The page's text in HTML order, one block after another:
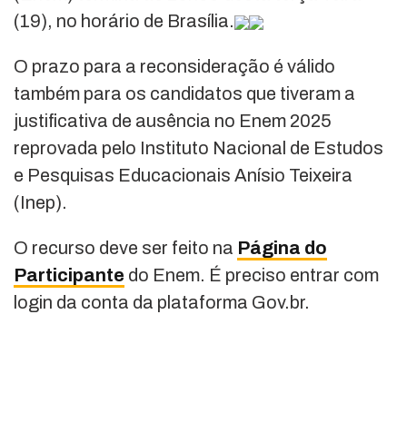
(19), no horário de Brasília.
O prazo para a reconsideração é válido
também para os candidatos que tiveram a
justificativa de ausência no Enem 2025
reprovada pelo Instituto Nacional de Estudos
e Pesquisas Educacionais Anísio Teixeira
(Inep).
O recurso deve ser feito na Página do
Participante do Enem. É preciso entrar com
login da conta da plataforma Gov.br.